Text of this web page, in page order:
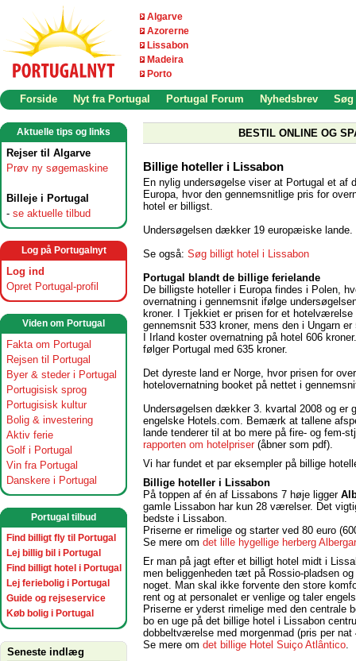
Algarve
Azorerne
Lissabon
Madeira
Porto
Forside Nyt fra Portugal Portugal Forum Nyhedsbrev Søg
Aktuelle tips og links
Rejser til Algarve
Prøv ny søgemaskine
Billeje i Portugal
- se aktuelle tilbud
Log på Portugalnyt
Log ind
Opret Portugal-profil
Viden om Portugal
Fakta om Portugal
Rejsen til Portugal
Byer & steder i Portugal
Portugisisk sprog
Portugisisk kultur
Bolig & investering
Aktiv ferie
Golf i Portugal
Vin fra Portugal
Danskere i Portugal
Portugal tilbud
Find billigt fly til Portugal
Lej billig bil i Portugal
Find billigt hotel i Portugal
Lej feriebolig i Portugal
Guide og rejseservice
Køb bolig i Portugal
Seneste indlæg
BESTIL ONLINE OG
Billige hoteller i Lissabon
En nylig undersøgelse viser at Portugal et af
Europa, hvor den gennemsnitlige pris for
hotel er billigst.
Undersøgelsen dækker 19 europæiske lande.
Se også: Søg billigt hotel i Lissabon
Portugal blandt de billige ferielande
De billigste hoteller i Europa findes i Polen,
overnatning i gennemsnit ifølge
kroner. I Tjekkiet er prisen for et hotelværelse
gennemsnit 533 kroner, mens den i Ungarn er
I Irland koster overnatning på hotel 606
følger Portugal med 635 kroner.
Det dyreste land er Norge, hvor prisen for
hotelovernatning booket på nettet i
Undersøgelsen dækker 3. kvartal 2008 og er
engelske Hotels.com. Bemærk at tallene
lande tenderer til at bo mere på fire- og fem-
rapporten om hotelpriser (åbner som pdf).
Vi har fundet et par eksempler på billige
Billige hoteller i Lissabon
På toppen af én af Lissabons 7 høje ligger
gamle Lissabon har kun 28 værelser. Det
bedste i Lissabon.
Priserne er rimelige og starter ved 80 euro
Se mere om det lille hygellige herberg
Er man på jagt efter et billigt hotel midt i
men beliggenheden tæt på Rossio-pladsen
noget. Man skal ikke forvente den store
rent og at personalet er venlige og taler
Priserne er yderst rimelige med den centrale
bo en uge på det billige hotel i Lissabon
dobbeltværelse med morgenmad (pris per nat
Se mere om det billige Hotel Suiço Atlântico